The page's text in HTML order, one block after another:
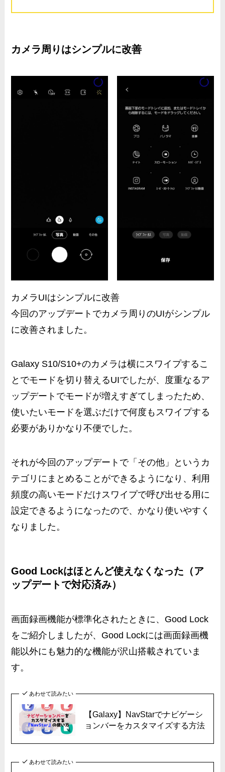
カメラ周りはシンプルに改善
カメラUIはシンプルに改善
今回のアップデートでカメラ周りのUIがシンプル
に改善されました。
Galaxy S10/S10+のカメラは横にスワイプするこ
とでモードを切り替えるUIでしたが、度重なるア
ップデートでモードが増えすぎてしまったため、
使いたいモードを選ぶだけで何度もスワイプする
必要がありかなり不便でした。
それが今回のアップデートで「その他」というカ
テゴリにまとめることができるようになり、利用
頻度の高いモードだけスワイプで呼び出せる用に
設定できるようになったので、かなり使いやすく
なりました。
Good Lockはほとんど使えなくなった（ア
ップデートで対応済み）
画面録画機能が標準化されたときに、Good Lock
をご紹介しましたが、Good Lockには画面録画機
能以外にも魅力的な機能が沢山搭載されていま
す。
あわせて読みたい
【Galaxy】NavStarでナビゲーシ
ョンバーをカスタマイズする方法
あわせて読みたい